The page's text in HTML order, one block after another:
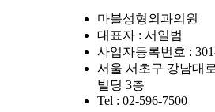
마블성형외과의원
대표자 : 서일범
사업자등록번호 :
서울 서초구 강남대
빌딩 3층
Tel : 02-596-7500